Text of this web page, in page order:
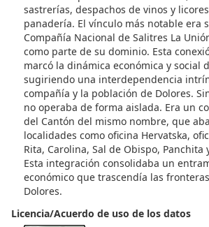
sastrerías, despachos de vinos y
panadería. El vínculo más notable era
Compañía Nacional de Salitres La
como parte de su dominio. Esta
marcó la dinámica económica y social
sugiriendo una interdependencia
compañía y la población de Dolores.
no operaba de forma aislada. Era un
del Cantón del mismo nombre, que
localidades como oficina Hervatska,
Rita, Carolina, Sal de Obispo, Panchita
Esta integración consolidaba un
económico que trascendía las
Dolores.
Licencia/Acuerdo de uso de los datos